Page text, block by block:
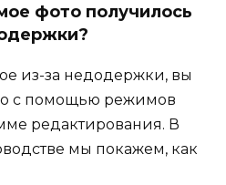
фото получилось
из-за недодержки, вы
с помощью режимов
редактирования. В
мы покажем, как